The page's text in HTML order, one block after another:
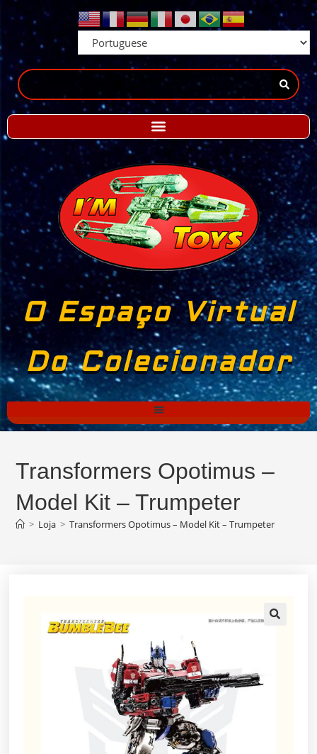
O Espaço Virtual
Do Colecionador
Transformers Opotimus –
Model Kit – Trumpeter
> Loja > Transformers Opotimus – Model Kit – Trumpeter